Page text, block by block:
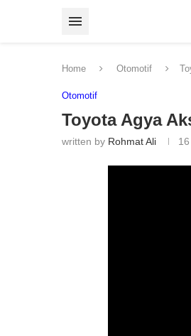
Home Otomotif
Otomotif
Toyota Agya
written by Rohmat Ali